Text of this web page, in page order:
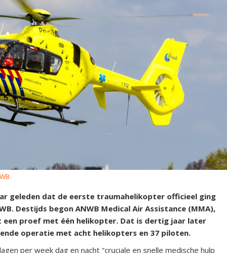
geleden dat de eerste traumahelikopter officieel ging
Destijds begon ANWB Medical Air Assistance (MMA),
een proef met één helikopter. Dat is dertig jaar later
operatie met acht helikopters en 37 piloten.
per week dag en nacht "cruciale en snelle medische hulp